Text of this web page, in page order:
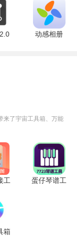
关注应用的隐藏，
方位的隐私保
只需按照提示进行
密。
醒功能，确保用户
率。
卓版
动感相册
来了宇宙工具箱、万能
工
蛋仔琴谱工
箱